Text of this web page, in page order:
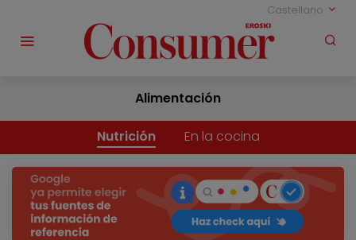
Castellano
Alimentación
Nutrición En la cocina